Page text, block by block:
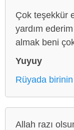
Çok teşekkür
yardım
almak beni
Yuyuy
Rüyada
Allah razı